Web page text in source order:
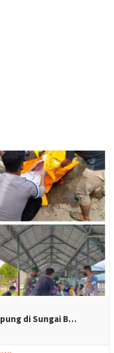
di Sungai B…